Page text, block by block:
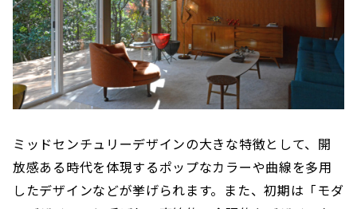
ミッドセンチュリーデザインの大きな特徴として、開
放感ある時代を体現するポップなカラーや曲線を多用
したデザインなどが挙げられます。また、初期は「モダ